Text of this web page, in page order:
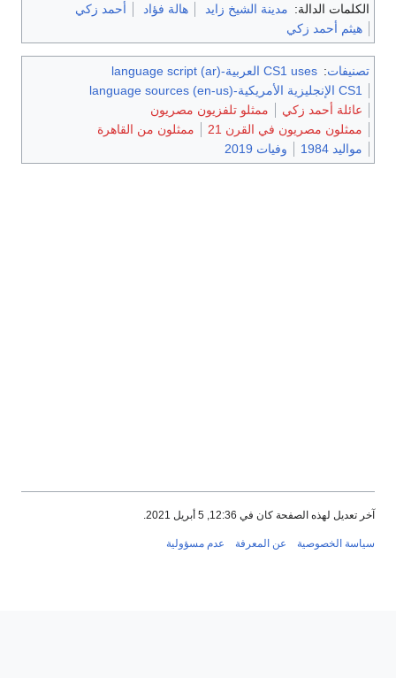
الكلمات الدالة: مدينة الشيخ زايد هالة فؤاد
أحمد زكي
هيثم أحمد زكي
تصنيفات: CS1 uses العربية-language script (ar)
عائلة أحمد زكي
ممثلو تلفزيون مصريون
ممثلون مصريون في القرن 21
ممثلون من القاهرة
مواليد 1984
وفيات 2019
تعديل لهذه الصفحة كان في 12:36, 5 أبريل 2021.
الخصوصية عن المعرفة عدم مسؤولية